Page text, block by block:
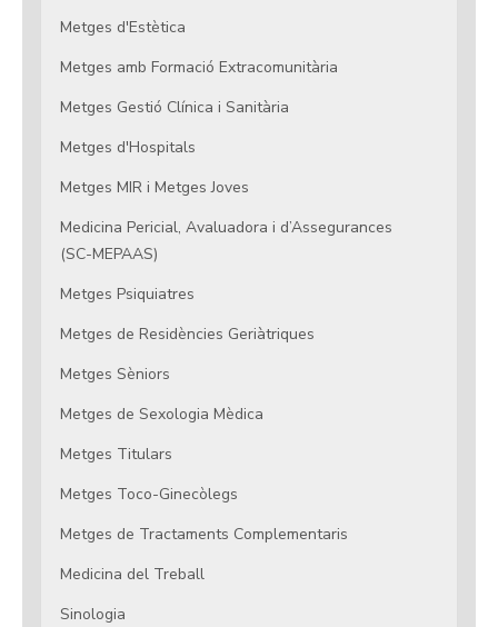
Metges d'Estètica
Metges amb Formació Extracomunitària
Metges Gestió Clínica i Sanitària
Metges d'Hospitals
Metges MIR i Metges Joves
Medicina Pericial, Avaluadora i d’Assegurances
(SC-MEPAAS)
Metges Psiquiatres
Metges de Residències Geriàtriques
Metges Sèniors
Metges de Sexologia Mèdica
Metges Titulars
Metges Toco-Ginecòlegs
Metges de Tractaments Complementaris
Medicina del Treball
Sinologia